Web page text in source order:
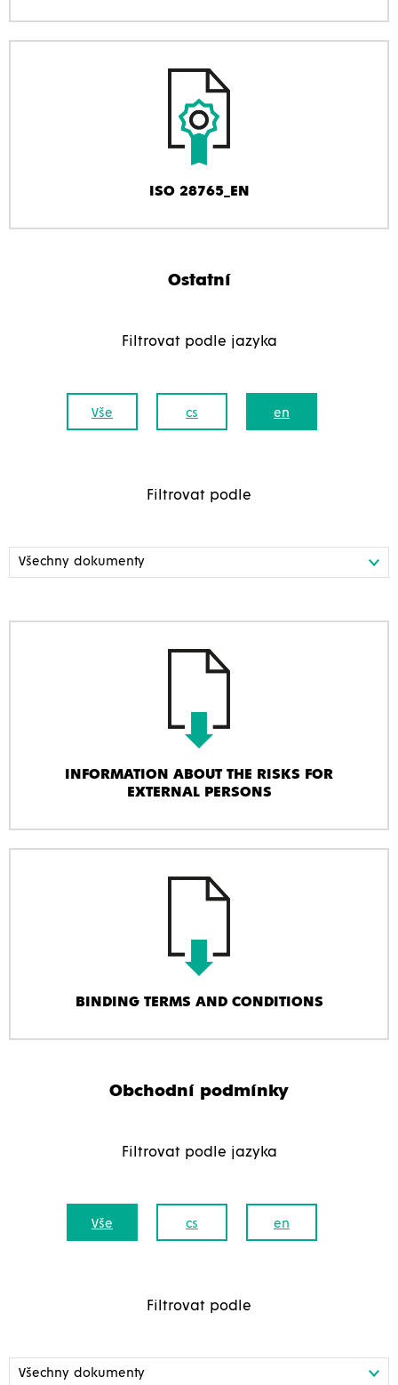
ISO 28765_EN
Ostatní
Filtrovat podle jazyka
Vše cs en
Filtrovat podle
INFORMATION ABOUT THE RISKS FOR
EXTERNAL PERSONS
BINDING TERMS AND CONDITIONS
Obchodní podmínky
Filtrovat podle jazyka
Vše cs en
Filtrovat podle